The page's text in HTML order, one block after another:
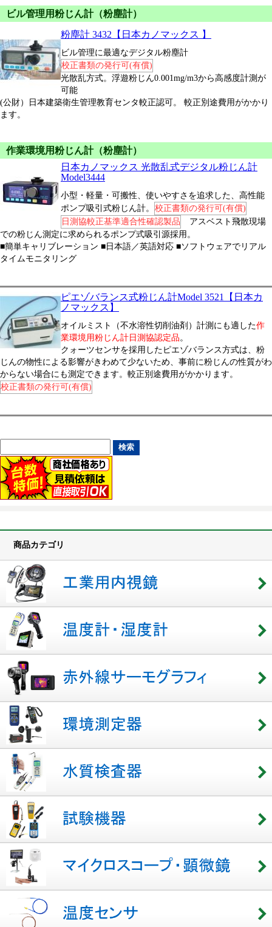
ビル管理用粉じん計（粉塵計）
粉塵計 3432【日本カノマックス 】
ビル管理に最適なデジタル粉塵計
校正書類の発行可(有償)
光散乱方式。浮遊粉じん0.001mg/m3から高感度計測が
可能
(公財）日本建築衛生管理教育センタ較正認可。 較正別途費用がかかり
ます。
作業環境用粉じん計（粉塵計）
日本カノマックス 光散乱式デジタル粉じん計
Model3444
小型・軽量・可搬性、使いやすさを追求した、高性能
ポンプ吸引式粉じん計。 校正書類の発行可(有償)
日測協較正基準適合性確認製品
アスベスト飛散現場
での粉じん測定に求められるポンプ式吸引源採用。
■簡単キャリブレーション ■日本語／英語対応 ■ソフトウェアでリアル
タイムモニタリング
ピエゾバランス式粉じん計Model 3521【日本カ
ノマックス】
オイルミスト（不水溶性切削油剤）計測にも適した作
業環境用粉じん計日測協認定品 。
クォーツセンサを採用したピエゾバランス方式は、粉
じんの物性による影響がきわめて少ないため、事前に粉じんの性質がわ
からない場合にも測定できます。較正別途費用がかかります。
校正書類の発行可(有償)
商品カテゴリ